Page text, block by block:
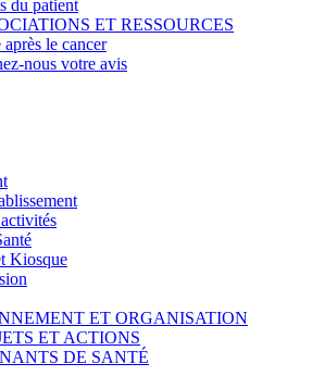
du patient
ET RESSOURCES
le cancer
nous votre avis
Kiosque
ET ORGANISATION
ET ACTIONS
DE SANTÉ